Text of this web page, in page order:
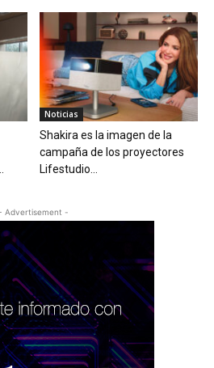
Noticias
Shakira es la imagen de la
campaña de los proyectores
Lifestudio...
Advertisement -